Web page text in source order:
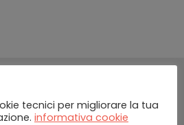
tecnici per migliorare la tua
informativa cookie